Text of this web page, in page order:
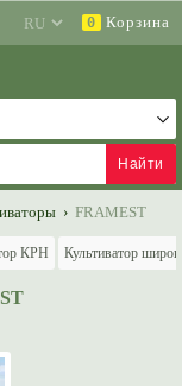
0 Корзина
› FRAMEST
КРН Культиватор